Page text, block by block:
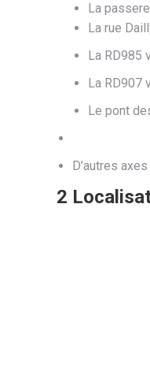
La
La rue
La RD985
La RD907
Le pont
D’autres
2